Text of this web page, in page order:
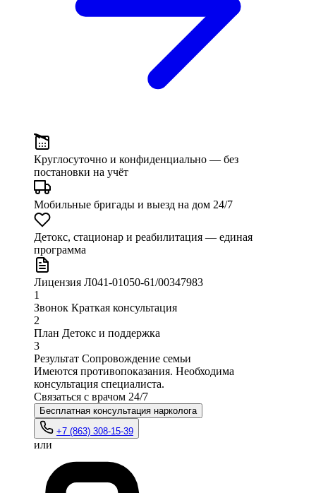
Круглосуточно и конфиденциально — без
постановки на учёт
Мобильные бригады и выезд на дом 24/7
Детокс, стационар и реабилитация — единая
программа
Лицензия Л041-01050-61/00347983
1
Звонок Краткая консультация
2
План Детокс и поддержка
3
Результат Сопровождение семьи
Имеются противопоказания. Необходима
консультация специалиста.
Связаться с врачом 24/7
Бесплатная консультация нарколога
+7 (863) 308-15-39
или